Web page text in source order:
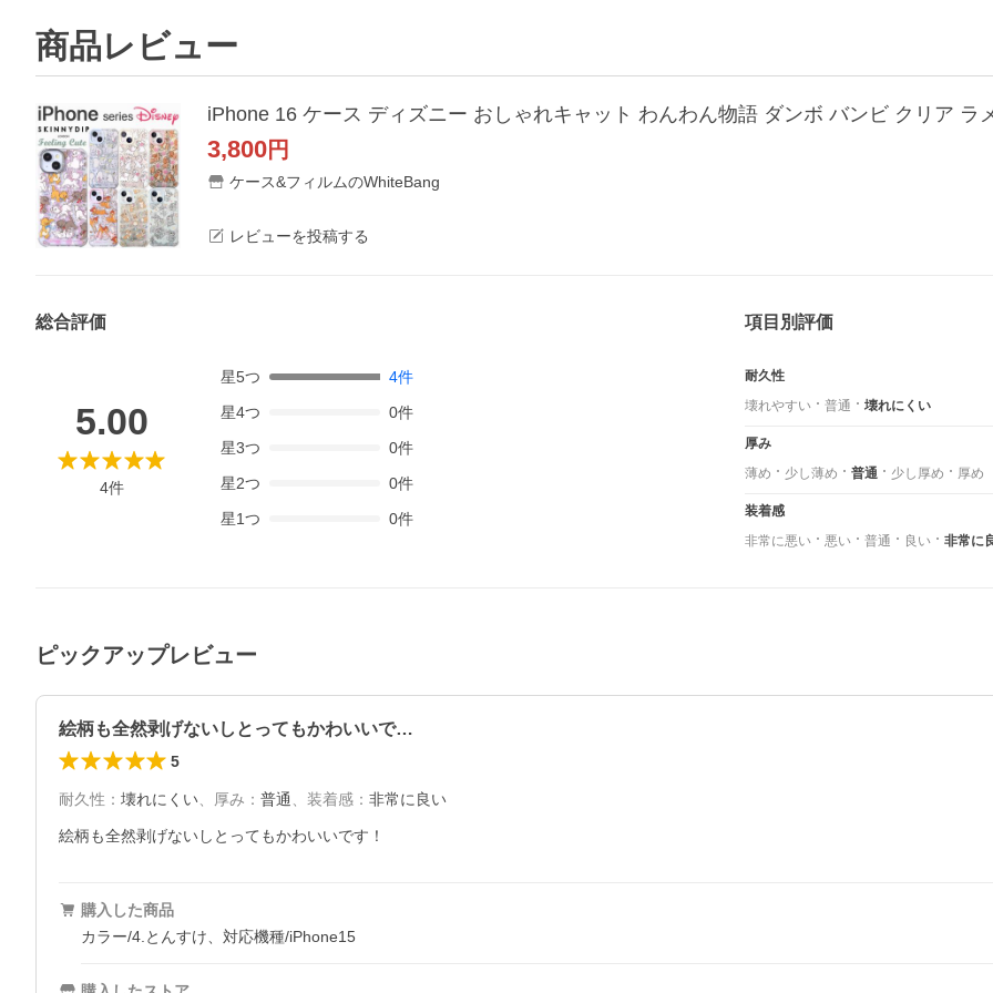
商品レビュー
3,800円
ケース&フィルムのWhiteBang
レビューを投稿する
総合評価
5.00
4件
星5つ 4件
星4つ 0件
星3つ 0件
星2つ 0件
星1つ 0件
項目別評価
耐久性
壊れやすい
普通 壊れにくい
厚み
薄め
少し薄め 普通 少し厚め 厚め
装着感
非常に悪い
悪い 普通 良い 非常に
ピックアップレビュー
絵柄も全然剥げないしとってもかわいいで…
5
耐久性 ： 壊れにくい 厚み ： 普通 装着感 ： 非常に良い
絵柄も全然剥げないしとってもかわいいです！
購入した商品
カラー/4.とんすけ、対応機種/iPhone15